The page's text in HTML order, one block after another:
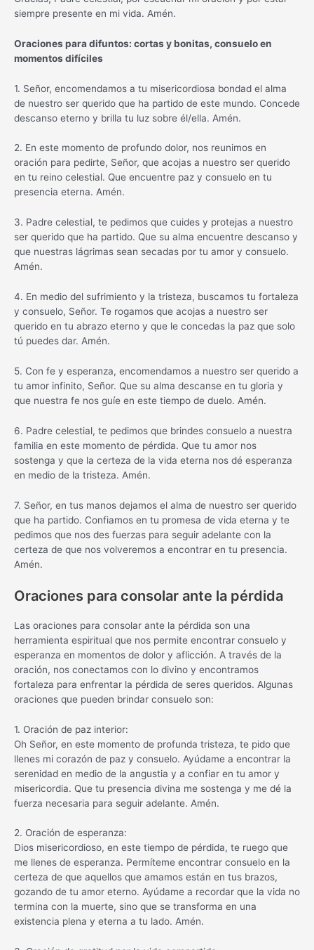
siempre presente en mi vida. Amén.
Oraciones para difuntos: cortas y bonitas, consuelo en
momentos difíciles
1. Señor, encomendamos a tu misericordiosa bondad el alma
de nuestro ser querido que ha partido de este mundo. Concede
descanso eterno y brilla tu luz sobre él/ella. Amén.
2. En este momento de profundo dolor, nos reunimos en
oración para pedirte, Señor, que acojas a nuestro ser querido
en tu reino celestial. Que encuentre paz y consuelo en tu
presencia eterna. Amén.
3. Padre celestial, te pedimos que cuides y protejas a nuestro
ser querido que ha partido. Que su alma encuentre descanso y
que nuestras lágrimas sean secadas por tu amor y consuelo.
Amén.
4. En medio del sufrimiento y la tristeza, buscamos tu fortaleza
y consuelo, Señor. Te rogamos que acojas a nuestro ser
querido en tu abrazo eterno y que le concedas la paz que solo
tú puedes dar. Amén.
5. Con fe y esperanza, encomendamos a nuestro ser querido a
tu amor infinito, Señor. Que su alma descanse en tu gloria y
que nuestra fe nos guíe en este tiempo de duelo. Amén.
6. Padre celestial, te pedimos que brindes consuelo a nuestra
familia en este momento de pérdida. Que tu amor nos
sostenga y que la certeza de la vida eterna nos dé esperanza
en medio de la tristeza. Amén.
7. Señor, en tus manos dejamos el alma de nuestro ser querido
que ha partido. Confiamos en tu promesa de vida eterna y te
pedimos que nos des fuerzas para seguir adelante con la
certeza de que nos volveremos a encontrar en tu presencia.
Amén.
Oraciones para consolar ante la pérdida
Las oraciones para consolar ante la pérdida son una
herramienta espiritual que nos permite encontrar consuelo y
esperanza en momentos de dolor y aflicción. A través de la
oración, nos conectamos con lo divino y encontramos
fortaleza para enfrentar la pérdida de seres queridos. Algunas
oraciones que pueden brindar consuelo son:
1. Oración de paz interior:
Oh Señor, en este momento de profunda tristeza, te pido que
llenes mi corazón de paz y consuelo. Ayúdame a encontrar la
serenidad en medio de la angustia y a confiar en tu amor y
misericordia. Que tu presencia divina me sostenga y me dé la
fuerza necesaria para seguir adelante. Amén.
2. Oración de esperanza:
Dios misericordioso, en este tiempo de pérdida, te ruego que
me llenes de esperanza. Permíteme encontrar consuelo en la
certeza de que aquellos que amamos están en tus brazos,
gozando de tu amor eterno. Ayúdame a recordar que la vida no
termina con la muerte, sino que se transforma en una
existencia plena y eterna a tu lado. Amén.